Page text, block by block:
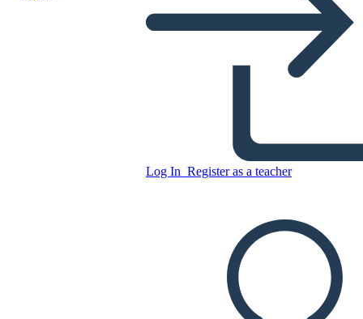
Log In Register as a teacher
Quando Intrappoli i
Personaggi di una Tigre
Copy this Storyboard
CREATE A STORYBOARD
PLAY SLIDESHOW
READ TO ME